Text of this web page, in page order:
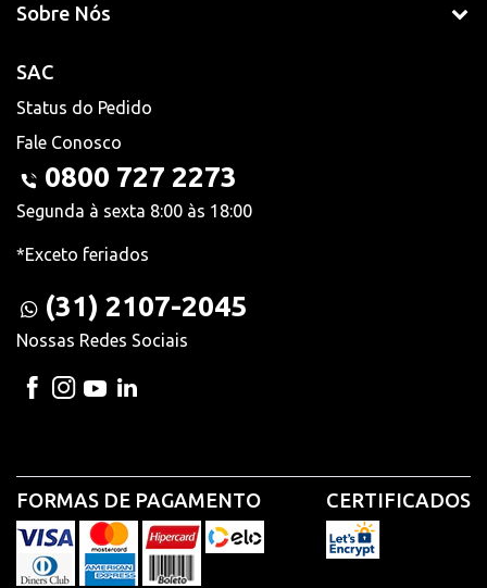
Sobre Nós
SAC
Status do Pedido
Fale Conosco
0800 727 2273
Segunda à sexta 8:00 às 18:00
*Exceto feriados
(31) 2107-2045
Nossas Redes Sociais
FORMAS DE PAGAMENTO CERTIFICADOS